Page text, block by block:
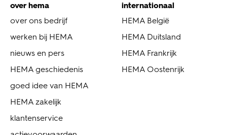
over hema
over ons bedrijf
werken bij HEMA
nieuws en pers
HEMA geschiedenis
goed idee van HEMA
HEMA zakelijk
klantenservice
internationaal
HEMA België
HEMA Duitsland
HEMA Frankrijk
HEMA Oostenrijk